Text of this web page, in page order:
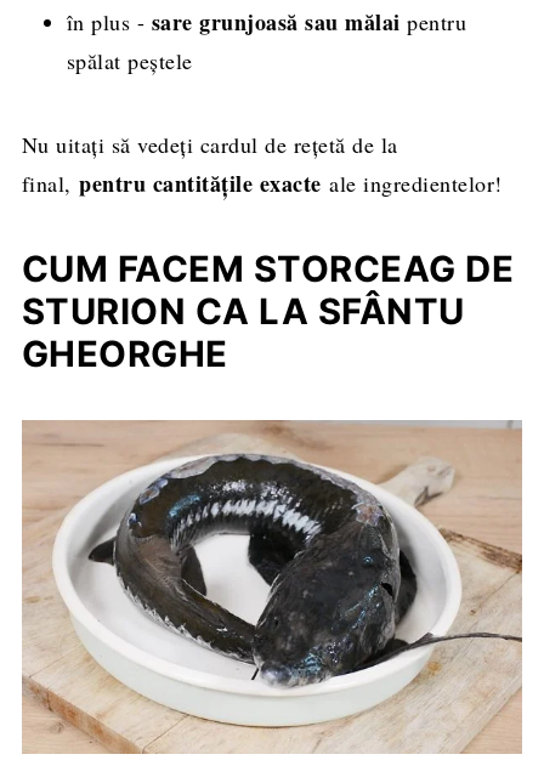
în plus - sare grunjoasă sau mălai pentru
spălat peștele
Nu uitați să vedeți cardul de rețetă de la
final,pentru cantitățile exacte ale ingredientelor!
CUM FACEM STORCEAG DE
STURION CA LA SFÂNTU
GHEORGHE